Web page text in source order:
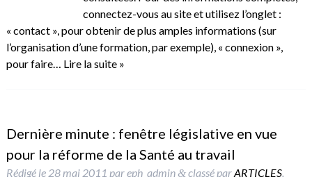
connectez-vous au site et utilisez l’onglet :
« contact », pour obtenir de plus amples informations (sur
l’organisation d’une formation, par exemple), « connexion »,
pour faire… Lire la suite »
Dernière minute : fenêtre législative en vue
pour la réforme de la Santé au travail
Rédigé le 28 mai 2011 pareph_admin &classé parARTICLES.